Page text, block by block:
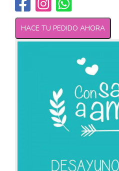
HACE TU PEDIDO AHORA